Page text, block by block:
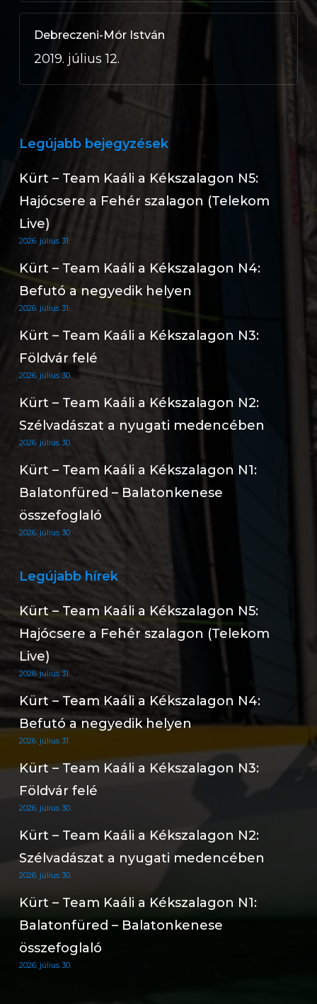
Debreczeni-Mór István
2019. július 12.
Legújabb bejegyzések
Kürt – Team Kaáli a Kékszalagon N5:
Hajócsere a Fehér szalagon (Telekom
Live)
2026. július 31.
Kürt – Team Kaáli a Kékszalagon N4:
Befutó a negyedik helyen
2026. július 31.
Kürt – Team Kaáli a Kékszalagon N3:
Földvár felé
2026. július 30.
Kürt – Team Kaáli a Kékszalagon N2:
Szélvadászat a nyugati medencében
2026. július 30.
Kürt – Team Kaáli a Kékszalagon N1:
Balatonfüred – Balatonkenese
összefoglaló
2026. július 30.
Legújabb hírek
Kürt – Team Kaáli a Kékszalagon N5:
Hajócsere a Fehér szalagon (Telekom
Live)
2026. július 31.
Kürt – Team Kaáli a Kékszalagon N4:
Befutó a negyedik helyen
2026. július 31.
Kürt – Team Kaáli a Kékszalagon N3:
Földvár felé
2026. július 30.
Kürt – Team Kaáli a Kékszalagon N2:
Szélvadászat a nyugati medencében
2026. július 30.
Kürt – Team Kaáli a Kékszalagon N1:
Balatonfüred – Balatonkenese
összefoglaló
2026. július 30.